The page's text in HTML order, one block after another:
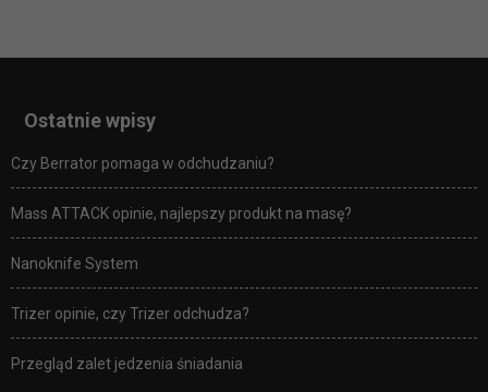
Ostatnie wpisy
Czy Berrator pomaga w odchudzaniu?
Mass ATTACK opinie, najlepszy produkt na masę?
Nanoknife System
Trizer opinie, czy Trizer odchudza?
Przegląd zalet jedzenia śniadania